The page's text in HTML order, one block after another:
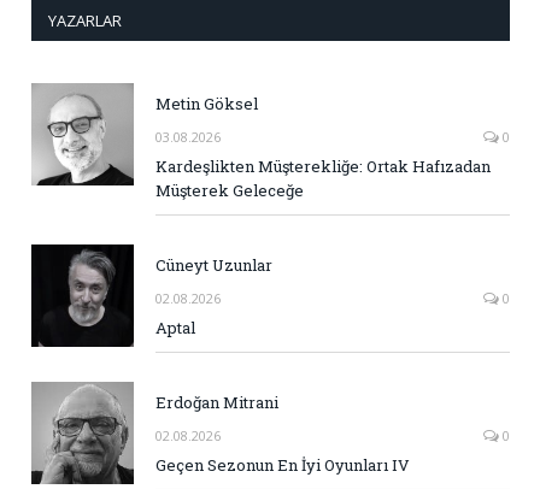
YAZARLAR
Metin Göksel
03.08.2026 0
Kardeşlikten Müşterekliğe: Ortak Hafızadan
Müşterek Geleceğe
Cüneyt Uzunlar
02.08.2026 0
Aptal
Erdoğan Mitrani
02.08.2026 0
Geçen Sezonun En İyi Oyunları IV